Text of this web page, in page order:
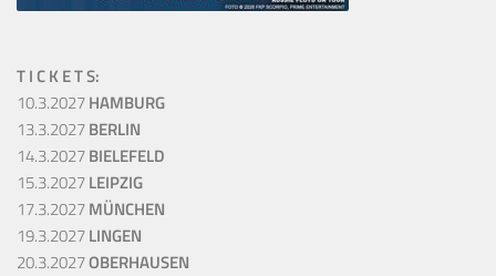
T I C K E T S:
10.3.2027HAMBURG
13.3.2027BERLIN
14.3.2027BIELEFELD
15.3.2027LEIPZIG
17.3.2027MÜNCHEN
19.3.2027LINGEN
20.3.2027OBERHAUSEN